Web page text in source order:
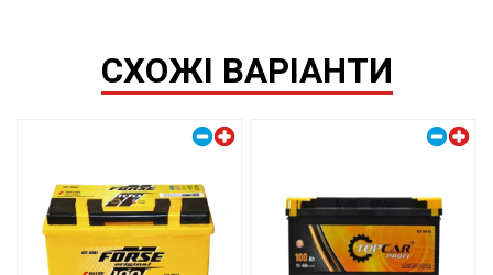
СХОЖІ ВАРІАНТИ